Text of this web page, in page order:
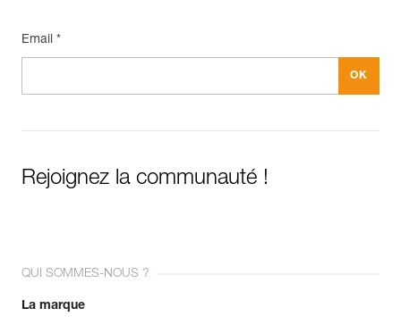
Email *
Rejoignez la communauté !
QUI SOMMES-NOUS ?
La marque